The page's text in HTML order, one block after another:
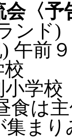
会〈予
ンド)
午前
学校
は主
集ま